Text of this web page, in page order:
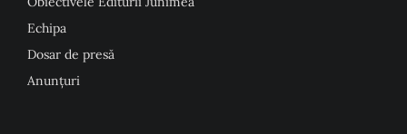
Echipa
Dosar de presă
Anunţuri